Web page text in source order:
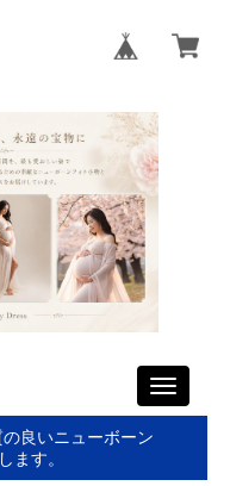
Toggle
良いニューボーン
ます。